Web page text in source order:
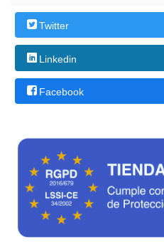
Twitter
Linkedin
Facebook